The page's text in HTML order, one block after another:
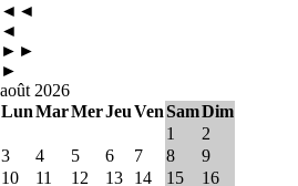
◄◄
◄
►►
►
août 2026
LunMarMerJeuVenSamDim
1
2
3
4 5 6 7 8
9
10
11 12 13 14 15
16